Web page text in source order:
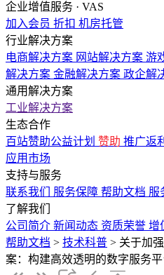
企业增值服务 · VAS
加入会员 折扣 机房托管
行业解决方案
电商解决方案 网站解决方案 游
解决方案 金融解决方案 政企解
通用解决方案
工业解决方案
生态合作
百站赞助公益计划 赞助 推广返利
应用市场
支持与服务
联系我们
服务保障 帮助文档 服
了解我们
公司简介 新闻动态 资质荣誉 增
帮助文档 > 技术科普 > 关于加
案：构建高效透明的数字服务平